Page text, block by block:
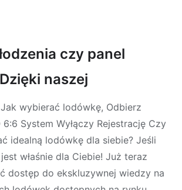
czy panel
naszej
wybierać lodówkę, Odbierz
System Wyłączy Rejestrację Czy
idealną lodówkę dla siebie? Jeśli
właśnie dla Ciebie! Już teraz
dostęp do ekskluzywnej wiedzy na